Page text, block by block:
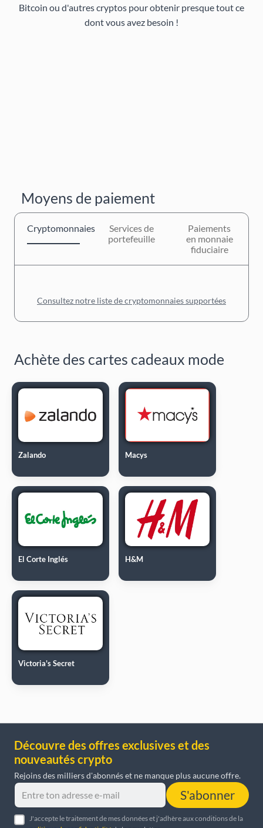
Bitcoin ou d'autres cryptos pour obtenir presque tout ce
dont vous avez besoin !
Moyens de paiement
Cryptomonnaies
Services de
portefeuille
Paiements
en monnaie
fiduciaire
Consultez notre liste de cryptomonnaies supportées
Achète des cartes cadeaux mode
Zalando Macys
El Corte Inglés H&M
Victoria's Secret
Découvre des offres exclusives et des
nouveautés crypto
Rejoins des milliers d'abonnés et ne manque plus aucune offre.
S'abonner
J'accepte le traitement de mes données et j'adhère aux conditions de la